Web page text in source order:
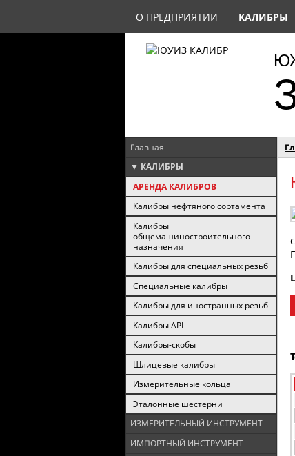
О ПРЕДПРИЯТИИ КАЛИБРЫ
Главная
▼ КАЛИБРЫ
АРЕНДА КАЛИБРОВ
Калибры нефтяного сортамента
Калибры
общемашиностроительного
назначения
Калибры для специальных резьб
Специальные калибры
Калибры для иностранных резьб
Калибры API
Калибры-скобы
Шлицевые калибры
Измерительные кольца
Эталонные шестерни
ИЗМЕРИТЕЛЬНЫЙ ИНСТРУМЕНТ
ИМПОРТНЫЙ ИНСТРУМЕНТ